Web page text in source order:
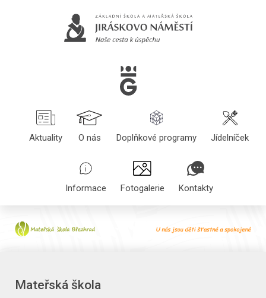
Aktuality O nás Doplňkové programy Jídelníček
Informace Fotogalerie Kontakty
Mateřská škola